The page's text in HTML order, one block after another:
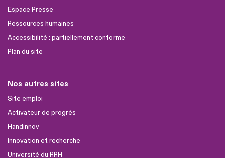
Espace Presse
Ressources humaines
Accessibilité : partiellement conforme
Plan du site
Nos autres sites
Site emploi
Activateur de progrès
Handinnov
Innovation et recherche
Université du RRH